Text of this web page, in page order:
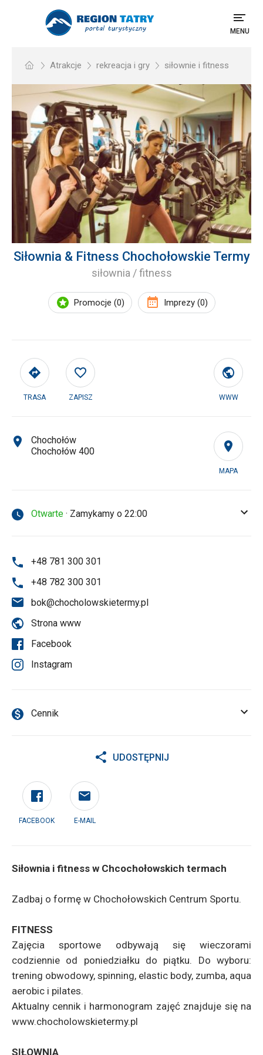
MENU
Atrakcje rekreacja i gry siłownie i fitness
Siłownia & Fitness Chochołowskie Termy
siłownia / fitness
Promocje (0) Imprezy (0)
TRASA ZAPISZ WWW
MAPA
Chochołów
Chochołów 400
Otwarte · Zamykamy o 22:00
+48 781 300 301
+48 782 300 301
bok@chocholowskietermy.pl
Strona www
Facebook
Instagram
Cennik
UDOSTĘPNIJ
FACEBOOK E-MAIL
Siłownia i fitness w Chcochołowskich termach
Zadbaj o formę w Chochołowskich Centrum Sportu.
FITNESS
Zajęcia sportowe odbywają się wieczorami
codziennie od poniedziałku do piątku. Do wyboru:
trening obwodowy, spinning, elastic body, zumba, aqua
aerobic i pilates.
Aktualny cennik i harmonogram zajęć znajduje się na
www.chocholowskietermy.pl
SIŁOWNIA